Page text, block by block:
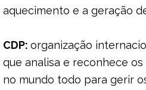
aquecimento e a geração
CDP: organização
que analisa e reconhece
no mundo todo para gerir